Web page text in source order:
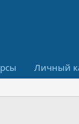
Личный